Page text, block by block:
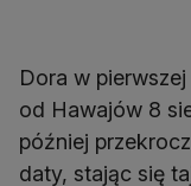
Dora w pierwszej
od Hawajów 8
później
daty, stając się